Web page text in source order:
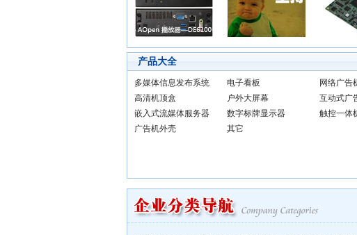
产品大全
多媒体信息发布系统 电子看板 网络广告
高清机顶盒
户外大屏幕 互动式广
嵌入式流媒体服务器
数字标牌显示器 触控一体
广告机外壳
其它